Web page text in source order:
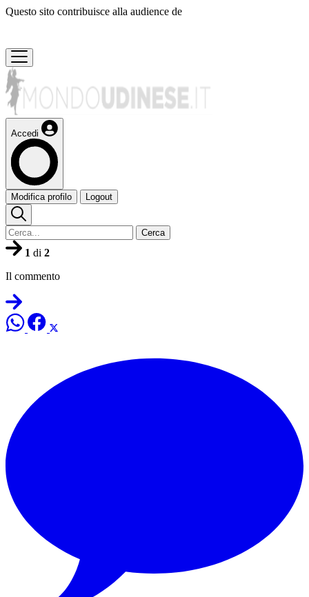
Questo sito contribuisce alla audience de
Accedi
Modifica profilo Logout
Cerca
1 di 2
Il commento